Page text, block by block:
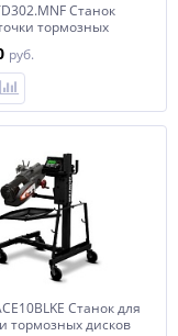
Станок
тормозных
без снятия
руб.
Станок для
тормозных дисков